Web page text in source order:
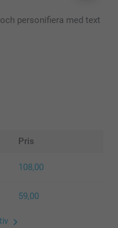
personifiera med text
Pris
108,00
59,00